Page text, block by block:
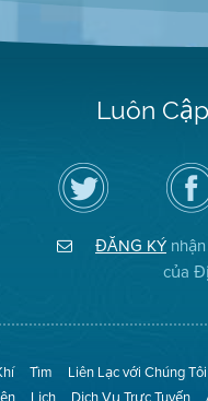
Luôn
Hãy
theo
dõi
Địa
Không
Hạt
ĐĂNG KÝnhận
của
Tìm Liên Lạc với Chúng Tôi
Lịch Dịch Vụ Trực Tuyến